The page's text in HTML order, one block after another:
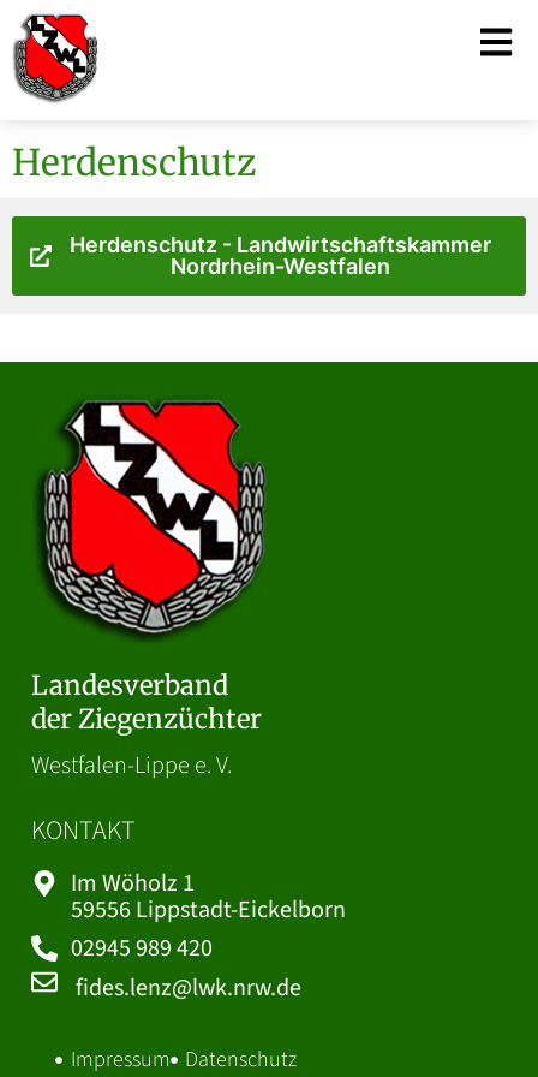
Herdenschutz
Herdenschutz - Landwirtschaftskammer
Nordrhein-Westfalen
Landesverband
der Ziegenzüchter
Westfalen-Lippe e. V.
KONTAKT
Im Wöholz 1
59556 Lippstadt-Eickelborn
02945 989 420
fides.lenz@lwk.nrw.de
Impressum Datenschutz